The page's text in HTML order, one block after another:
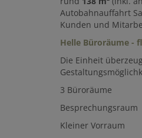
Autobahnauffahrt
Kunden und
Helle Büroräume -
Die Einheit
3 Büroräume
Besprechungsraum
Kleiner Vorraum